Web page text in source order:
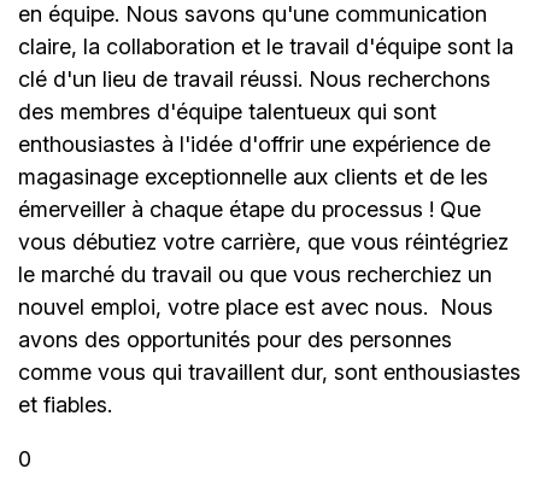
en équipe. Nous savons qu'une communication
claire, la collaboration et le travail d'équipe sont la
clé d'un lieu de travail réussi. Nous recherchons
des membres d'équipe talentueux qui sont
enthousiastes à l'idée d'offrir une expérience de
magasinage exceptionnelle aux clients et de les
émerveiller à chaque étape du processus ! Que
vous débutiez votre carrière, que vous réintégriez
le marché du travail ou que vous recherchiez un
nouvel emploi, votre place est avec nous.
Nous
avons des opportunités pour des personnes
comme vous qui travaillent dur, sont enthousiastes
et fiables.
0